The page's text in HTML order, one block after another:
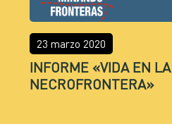
23 marzo 2020
INFORME «VIDA EN LA
NECROFRONTERA»